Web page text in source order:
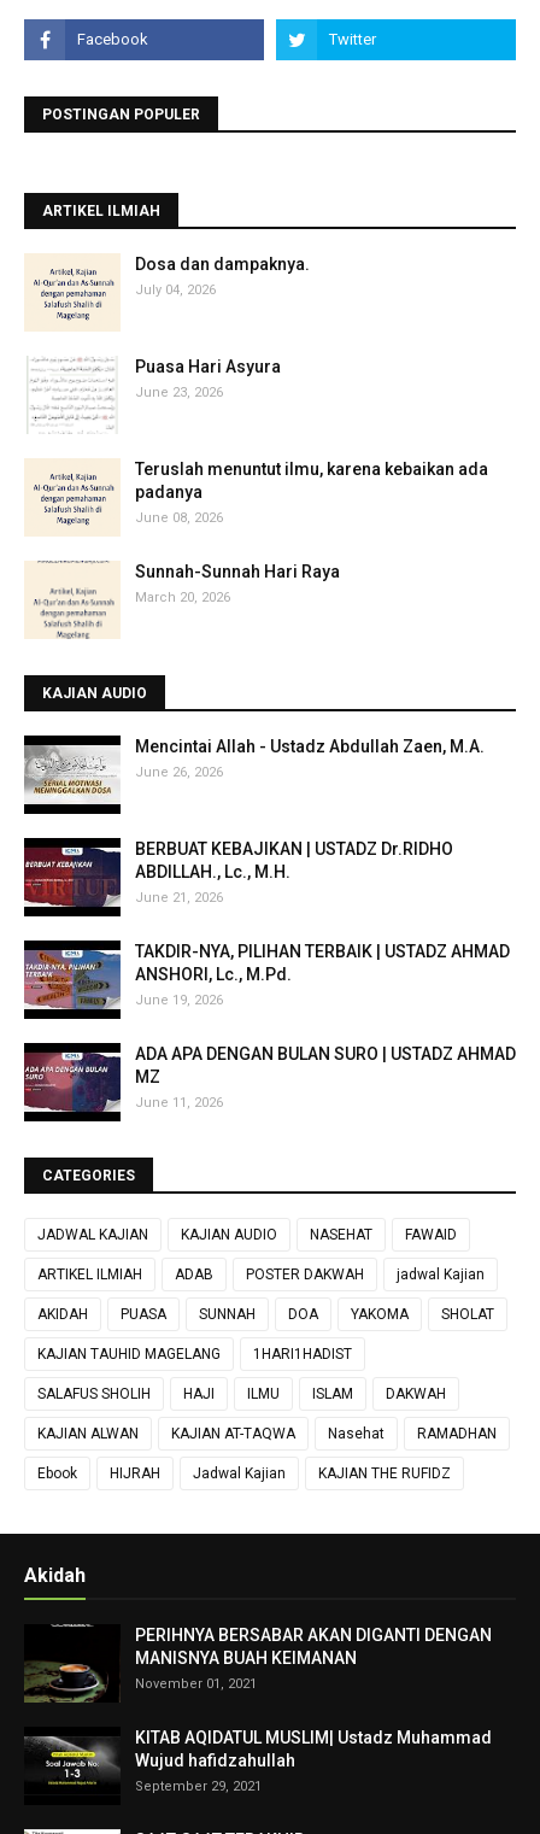
POSTINGAN POPULER
ARTIKEL ILMIAH
‎Dosa dan dampaknya.
July 04, 2026
Puasa Hari Asyura
June 23, 2026
Teruslah menuntut ilmu, karena kebaikan ada
padanya
June 08, 2026
Sunnah-Sunnah Hari Raya
March 20, 2026
KAJIAN AUDIO
Mencintai Allah - Ustadz Abdullah Zaen, M.A.
June 26, 2026
BERBUAT KEBAJIKAN | USTADZ Dr.RIDHO
ABDILLAH., Lc., M.H.
June 21, 2026
TAKDIR-NYA, PILIHAN TERBAIK | USTADZ AHMAD
ANSHORI, Lc., M.Pd.
June 19, 2026
ADA APA DENGAN BULAN SURO | USTADZ AHMAD
MZ
June 11, 2026
CATEGORIES
JADWAL KAJIAN KAJIAN AUDIO NASEHAT FAWAID
ARTIKEL ILMIAH ADAB POSTER DAKWAH jadwal Kajian
AKIDAH PUASA SUNNAH DOA YAKOMA SHOLAT
KAJIAN TAUHID MAGELANG 1HARI1HADIST
SALAFUS SHOLIH HAJI ILMU ISLAM DAKWAH
KAJIAN ALWAN KAJIAN AT-TAQWA Nasehat RAMADHAN
Ebook HIJRAH Jadwal Kajian KAJIAN THE RUFIDZ
Akidah
PERIHNYA BERSABAR AKAN DIGANTI DENGAN
MANISNYA BUAH KEIMANAN
November 01, 2021
KITAB AQIDATUL MUSLIM| Ustadz Muhammad
Wujud hafidzahullah
September 29, 2021